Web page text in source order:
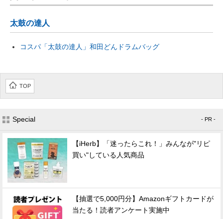
太鼓の達人
コスパ「太鼓の達人」和田どんドラムバッグ
TOP
Special - PR -
【iHerb】「迷ったらこれ！」みんなが"リピ
買い"している人気商品
【抽選で5,000円分】Amazonギフトカードが
当たる！読者アンケート実施中